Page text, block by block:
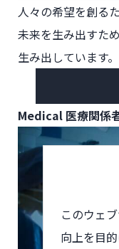
このウェ
向上を目
人々の希望を創るた
未来を生み出すため
生み出しています。
Medical 医療関係